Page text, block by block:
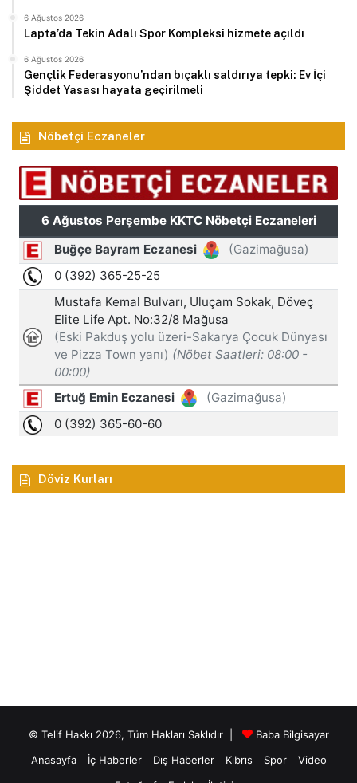
6 Ağustos 2026
Lapta’da Tekin Adalı Spor Kompleksi hizmete açıldı
6 Ağustos 2026
Gençlik Federasyonu’ndan bıçaklı saldırıya tepki: Ev İçi
Şiddet Yasası hayata geçirilmeli
Nöbetçi Eczaneler
Döviz Kurları
© Telif Hakkı 2026, Tüm Hakları Saklıdır |
Baba Bilgisayar
Anasayfa
İç Haberler Dış Haberler Kıbrıs Spor
Video